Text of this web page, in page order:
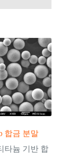
합금 분말
타늄 기반 합